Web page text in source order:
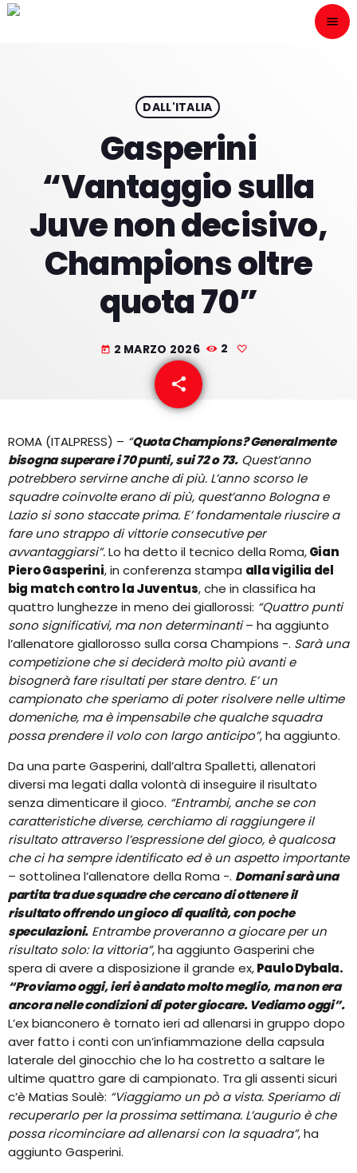
menu
HOME
PROGRAMACION
CONTACTO
DALL'ITALIA
Gasperini
“Vantaggio sulla
Juve non decisivo,
Champions oltre
quota 70”
today 2 MARZO 2026 2
share
email
ROMA (ITALPRESS) – “Quota Champions? Generalmente
bisogna superare i 70 punti, sui 72 o 73.Quest’anno
potrebbero servirne anche di più. L’anno scorso le
squadre coinvolte erano di più, quest’anno Bologna e
Lazio si sono staccate prima. E’ fondamentale riuscire a
fare uno strappo di vittorie consecutive per
avvantaggiarsi”.Lo ha detto il tecnico della Roma,Gian
Piero Gasperini, in conferenza stampa alla vigilia del
big match contro la Juventus, che in classifica ha
quattro lunghezze in meno dei giallorossi: “Quattro punti
sono significativi, ma non determinanti– ha aggiunto
l’allenatore giallorosso sulla corsa Champions -. Sarà una
competizione che si deciderà molto più avanti e
bisognerà fare risultati per stare dentro. E’ un
campionato che speriamo di poter risolvere nelle ultime
domeniche, ma è impensabile che qualche squadra
possa prendere il volo con largo anticipo”, ha aggiunto.
Da una parte Gasperini, dall’altra Spalletti, allenatori
diversi ma legati dalla volontà di inseguire il risultato
senza dimenticare il gioco. “Entrambi, anche se con
caratteristiche diverse, cerchiamo di raggiungere il
risultato attraverso l’espressione del gioco, è qualcosa
che ci ha sempre identificato ed è un aspetto importante
– sottolinea l’allenatore della Roma -. Domani sarà una
partita tra due squadre che cercano di ottenere il
risultato offrendo un gioco di qualità, con poche
speculazioni. Entrambe proveranno a giocare per un
risultato solo: la vittoria”, ha aggiunto Gasperini che
spera di avere a disposizione il grande ex,Paulo Dybala.
“Proviamo oggi, ieri è andato molto meglio, ma non era
ancora nelle condizioni di poter giocare. Vediamo oggi”.
L’ex bianconero è tornato ieri ad allenarsi in gruppo dopo
aver fatto i conti con un’infiammazione della capsula
laterale del ginocchio che lo ha costretto a saltare le
ultime quattro gare di campionato. Tra gli assenti sicuri
c’è Matias Soulè: “Viaggiamo un pò a vista. Speriamo di
recuperarlo per la prossima settimana. L’augurio è che
possa ricominciare ad allenarsi con la squadra”, ha
aggiunto Gasperini.